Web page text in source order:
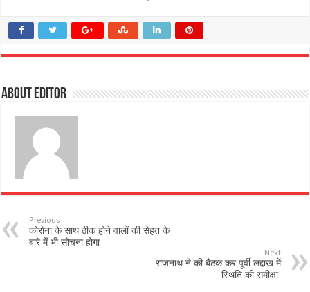
About Editor
Previous
कोरोना के साथ ठीक होने वालों की सेहत के
बारे में भी सोचना होगा
Next
राजनाथ ने की बैठक कर पूर्वी लद्दाख में
स्थिति की समीक्षा